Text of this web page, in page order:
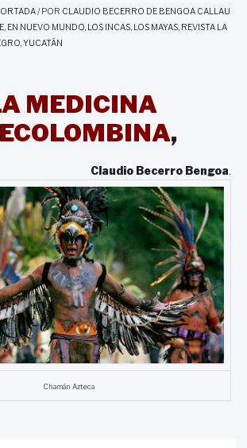
/ POR CLAUDIO BECERRO DE BENGOA CALLAU
EN NUEVO MUNDO LOS INCAS LOS MAYAS REVISTA LA
YUCATÁN
MEDICINA
,
Claudio Becerro Bengoa.
Chamán Azteca